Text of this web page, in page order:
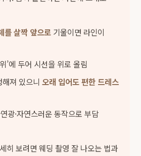
를 살짝 앞으로 기울이면 라인이
’에 두어 시선을 위로 올림
져 있으니 오래 입어도 편한 드레스
광·자연스러운 동작으로 부담
히 보려면 웨딩 촬영 잘 나오는 법과